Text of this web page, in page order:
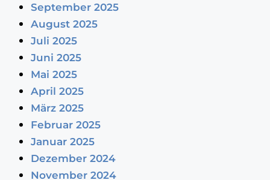
September 2025
August 2025
Juli 2025
Juni 2025
Mai 2025
April 2025
März 2025
Februar 2025
Januar 2025
Dezember 2024
November 2024